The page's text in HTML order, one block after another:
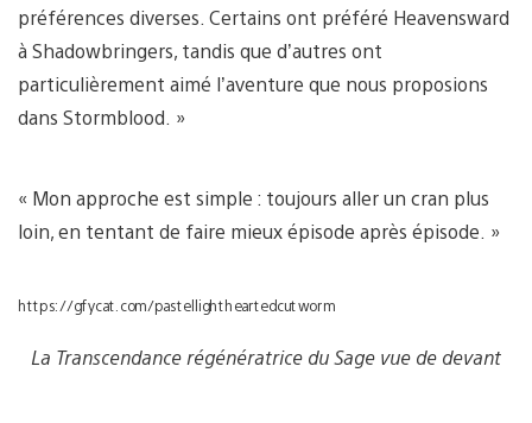
préférences diverses. Certains ont préféré Heavensward
à Shadowbringers, tandis que d’autres ont
particulièrement aimé l’aventure que nous proposions
dans Stormblood. »
« Mon approche est simple : toujours aller un cran plus
loin, en tentant de faire mieux épisode après épisode. »
https://gfycat.com/pastellightheartedcutworm
La Transcendance régénératrice du Sage vue de devant